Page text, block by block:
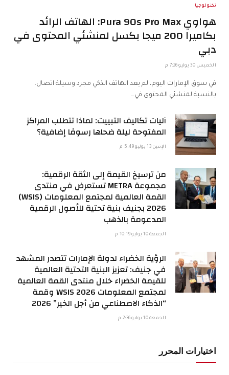
تكنولوجيا
هواوي Pura 90s Pro Max: الهاتف الرائد
بكاميرا 200 ميجا بكسل لمنشئي المحتوى في
دبي
الخميس 30 يوليو 7:26 م
في سوق الإمارات اليوم، لم يعد الهاتف الذكي مجرد وسيلة اتصال.
بالنسبة لمنشئي المحتوى في…
آليات تكاليف التبييت: لماذا تتطلب المراكز
المفتوحة ليلة ضحاها رسومًا إضافية؟
الإثنين 13 يوليو 5:49 م
من ترسيخ القيمة إلى الثقة الرقمية:
مجموعة METRA تستعرض في منتدى
القمة العالمية لمجتمع المعلومات (WSIS)
2026 بجنيف بنية تحتية للأصول الرقمية
المدعومة بالذهب
الجمعة 10 يوليو 10:19 م
الرؤية الخضراء لدولة الإمارات تتصدر المشهد
في جنيف: تعزيز البنية التحتية العالمية
للقيمة الخضراء خلال منتدى القمة العالمية
لمجتمع المعلومات WSIS 2026 وقمة
“الذكاء الاصطناعي من أجل الخير” 2026
الجمعة 10 يوليو 2:36 م
اختيارات المحرر